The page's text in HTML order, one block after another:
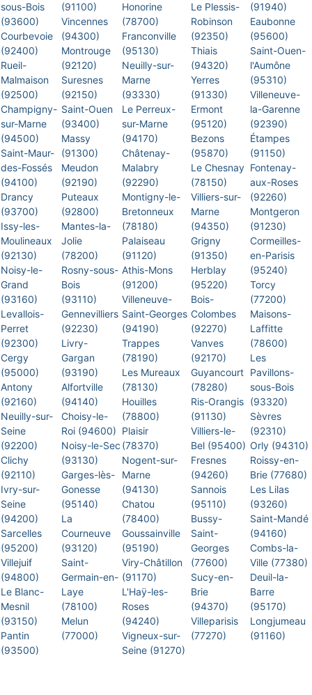
sous-Bois
(93600)
Courbevoie
(92400)
Rueil-
Malmaison
(92500)
Champigny-
sur-Marne
(94500)
Saint-Maur-
des-Fossés
(94100)
Drancy
(93700)
Issy-les-
Moulineaux
(92130)
Noisy-le-
Grand
(93160)
Levallois-
Perret
(92300)
Cergy
(95000)
Antony
(92160)
Neuilly-sur-
Seine
(92200)
Clichy
(92110)
Ivry-sur-
Seine
(94200)
Sarcelles
(95200)
Villejuif
(94800)
Le Blanc-
Mesnil
(93150)
Pantin
(93500)
(91100)
Vincennes
(94300)
Montrouge
(92120)
Suresnes
(92150)
Saint-Ouen
(93400)
Massy
(91300)
Meudon
(92190)
Puteaux
(92800)
Mantes-la-
Jolie
(78200)
Rosny-sous-
Bois
(93110)
Gennevilliers
(92230)
Livry-
Gargan
(93190)
Alfortville
(94140)
Choisy-le-
Roi (94600)
Noisy-le-Sec
(93130)
Garges-lès-
Gonesse
(95140)
La
Courneuve
(93120)
Saint-
Germain-en-
Laye
(78100)
Melun
(77000)
Honorine
(78700)
Franconville
(95130)
Neuilly-sur-
Marne
(93330)
Le Perreux-
sur-Marne
(94170)
Châtenay-
Malabry
(92290)
Montigny-le-
Bretonneux
(78180)
Palaiseau
(91120)
Athis-Mons
(91200)
Villeneuve-
Saint-Georges
(94190)
Trappes
(78190)
Les Mureaux
(78130)
Houilles
(78800)
Plaisir
(78370)
Nogent-sur-
Marne
(94130)
Chatou
(78400)
Goussainville
(95190)
Viry-Châtillon
(91170)
L'Haÿ-les-
Roses
(94240)
Vigneux-sur-
Seine (91270)
Le Plessis-
Robinson
(92350)
Thiais
(94320)
Yerres
(91330)
Ermont
(95120)
Bezons
(95870)
Le Chesnay
(78150)
Villiers-sur-
Marne
(94350)
Grigny
(91350)
Herblay
(95220)
Bois-
Colombes
(92270)
Vanves
(92170)
Guyancourt
(78280)
Ris-Orangis
(91130)
Villiers-le-
Bel (95400)
Fresnes
(94260)
Sannois
(95110)
Bussy-
Saint-
Georges
(77600)
Sucy-en-
Brie
(94370)
Villeparisis
(77270)
(91940)
Eaubonne
(95600)
Saint-Ouen-
l'Aumône
(95310)
Villeneuve-
la-Garenne
(92390)
Étampes
(91150)
Fontenay-
aux-Roses
(92260)
Montgeron
(91230)
Cormeilles-
en-Parisis
(95240)
Torcy
(77200)
Maisons-
Laffitte
(78600)
Les
Pavillons-
sous-Bois
(93320)
Sèvres
(92310)
Orly (94310)
Roissy-en-
Brie (77680)
Les Lilas
(93260)
Saint-Mandé
(94160)
Combs-la-
Ville (77380)
Deuil-la-
Barre
(95170)
Longjumeau
(91160)